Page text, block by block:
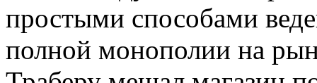
простыми способами
полной монополии на